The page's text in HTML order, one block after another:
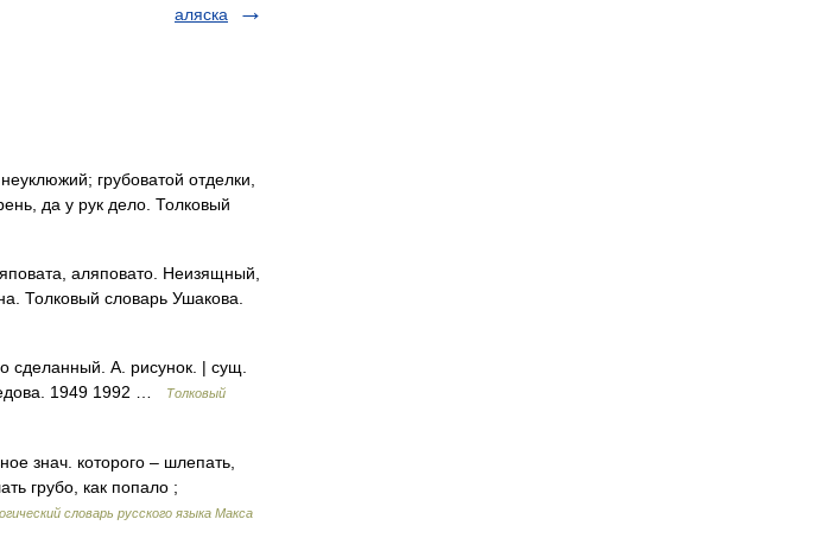
аляска
грубоватой отделки,
да у рук дело. Толковый
аляповато. Неизящный,
Толковый словарь Ушакова.
сделанный. А. рисунок. | сущ.
1949 1992 …
Толковый
знач. которого – шлепать,
грубо, как попало ;
словарь русского языка Макса